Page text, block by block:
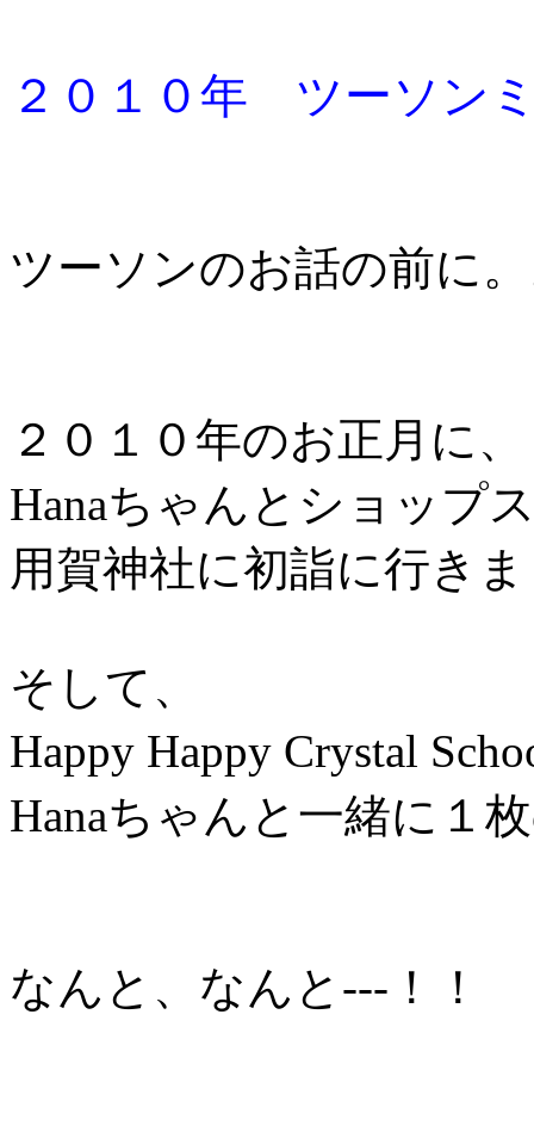
２０１０年 ツーソン
ツーソンのお話の前に
２０１０年のお正月に、
Hanaちゃんとショップ
用賀神社に初詣に行き
そして、
Happy Happy Crystal
Hanaちゃんと一緒に１
なんと、なんと---！！